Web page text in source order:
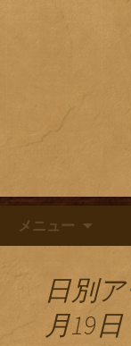
名古屋
台所ひ
名古屋市
のゑ（ひ
料理を中
しめるお
めメニュ
報を随時
メニュー
日別
月19日